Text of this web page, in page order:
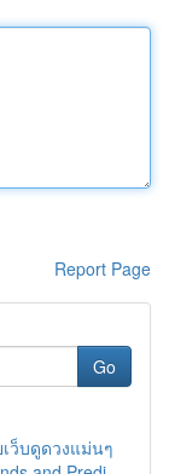
Report Page
Go
ว็บดูดวงแม่นๆ